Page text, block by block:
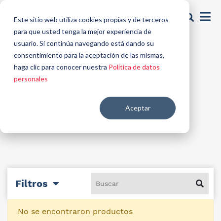
Este sitio web utiliza cookies propias y de terceros
para que usted tenga la mejor experiencia de
usuario. Si continúa navegando está dando su
consentimiento para la aceptación de las mismas,
haga clic para conocer nuestra Política de datos
personales
Aceptar
Surfactantes no
iónicos
Filtros
No se encontraron productos